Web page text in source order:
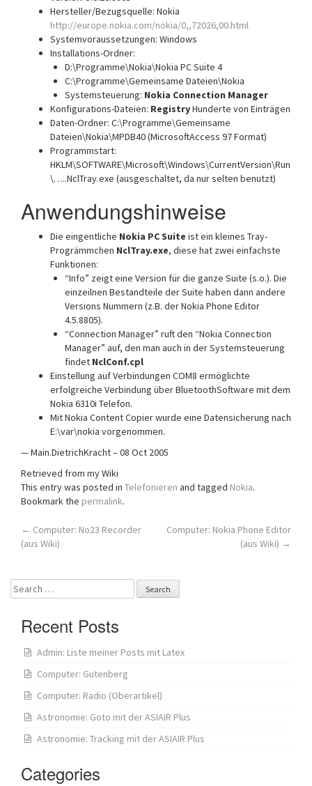
Hersteller/Bezugsquelle: Nokia
http://europe.nokia.com/nokia/0,,72026,00.html
Systemvoraussetzungen: Windows
Installations-Ordner:
D:\Programme\Nokia\Nokia PC Suite 4
C:\Programme\Gemeinsame Dateien\Nokia
Systemsteuerung: Nokia Connection Manager
Konfigurations-Dateien: RegistryHunderte von Einträgen
Daten-Ordner: C:\Programme\Gemeinsame
Dateien\Nokia\MPDB40 (MicrosoftAccess 97 Format)
Programmstart:
HKLM\SOFTWARE\Microsoft\Windows\CurrentVersion\Run
\…..NclTray.exe (ausgeschaltet, da nur selten benutzt)
Anwendungshinweise
Die eingentliche Nokia PC Suite ist ein kleines Tray-
Progrämmchen NclTray.exe, diese hat zwei einfachste
Funktionen:
“Info” zeigt eine Version für die ganze Suite (s.o.). Die
einzeilnen Bestandteile der Suite haben dann andere
Versions Nummern (z.B. der Nokia Phone Editor
4.5.8805).
“Connection Manager” ruft den “Nokia Connection
Manager” auf, den man auch in der Systemsteuerung
findet NclConf.cpl
Einstellung auf Verbindungen COM8 ermöglichte
erfolgreiche Verbindung über BluetoothSoftware mit dem
Nokia 6310i Telefon.
Mit Nokia Content Copier wurde eine Datensicherung nach
E:\var\nokia vorgenommen.
— Main.DietrichKracht – 08 Oct 2005
Retrieved from my Wiki
This entry was posted in Telefonieren and tagged Nokia.
Bookmark the permalink.
Post
← Computer: No23 Recorder
(aus Wiki)
Computer: Nokia Phone Editor
(aus Wiki) →
Search
for:
Recent Posts
Admin: Liste meiner Posts mit Latex
Computer: Gutenberg
Computer: Radio (Oberartikel)
Astronomie: Goto mit der ASIAIR Plus
Astronomie: Tracking mit der ASIAIR Plus
Categories